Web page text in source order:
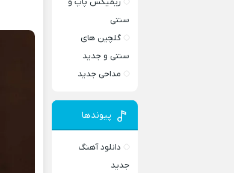
سنتی
گلچین های
سنتی و جدید
مداحی جدید
پیوندها
دانلود آهنگ
جدید